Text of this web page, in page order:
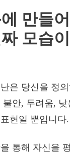
만들
모습
은 당신을 정
안, 두려움, 낮
현일 뿐입니다.
통해 자신을